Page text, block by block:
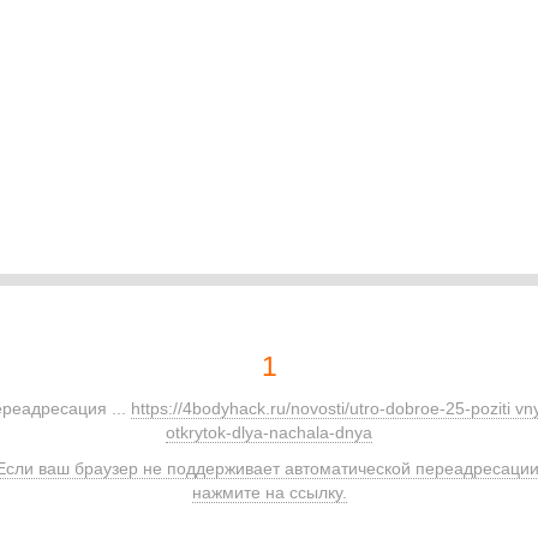
1
... https://4bodyhack.ru/novosti/utro-dobroe-25-poziti
otkrytok-dlya-nachala-dnya
ваш браузер не поддерживает автоматической
нажмите на ссылку.